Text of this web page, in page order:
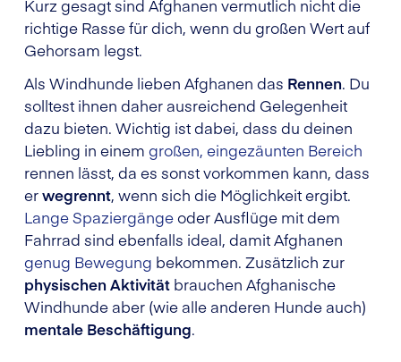
Kurz gesagt sind Afghanen vermutlich nicht die
richtige Rasse für dich, wenn du großen Wert auf
Gehorsam legst.
Als Windhunde lieben Afghanen das Rennen. Du
solltest ihnen daher ausreichend Gelegenheit
dazu bieten. Wichtig ist dabei, dass du deinen
Liebling in einem großen, eingezäunten Bereich
rennen lässt, da es sonst vorkommen kann, dass
erwegrennt, wenn sich die Möglichkeit ergibt.
Lange Spaziergängeoder Ausflüge mit dem
Fahrrad sind ebenfalls ideal, damit Afghanen
genug Bewegung bekommen. Zusätzlich zur
physischen Aktivität brauchen Afghanische
Windhunde aber (wie alle anderen Hunde auch)
mentale Beschäftigung.